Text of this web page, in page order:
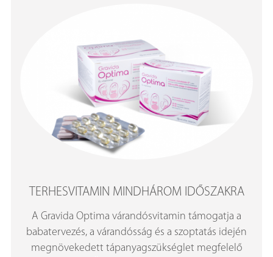
TERHESVITAMIN MINDHÁROM IDŐSZAKRA
A Gravida Optima várandósvitamin támogatja a
babatervezés, a várandósság és a szoptatás idején
megnövekedett tápanyagszükséglet megfelelő